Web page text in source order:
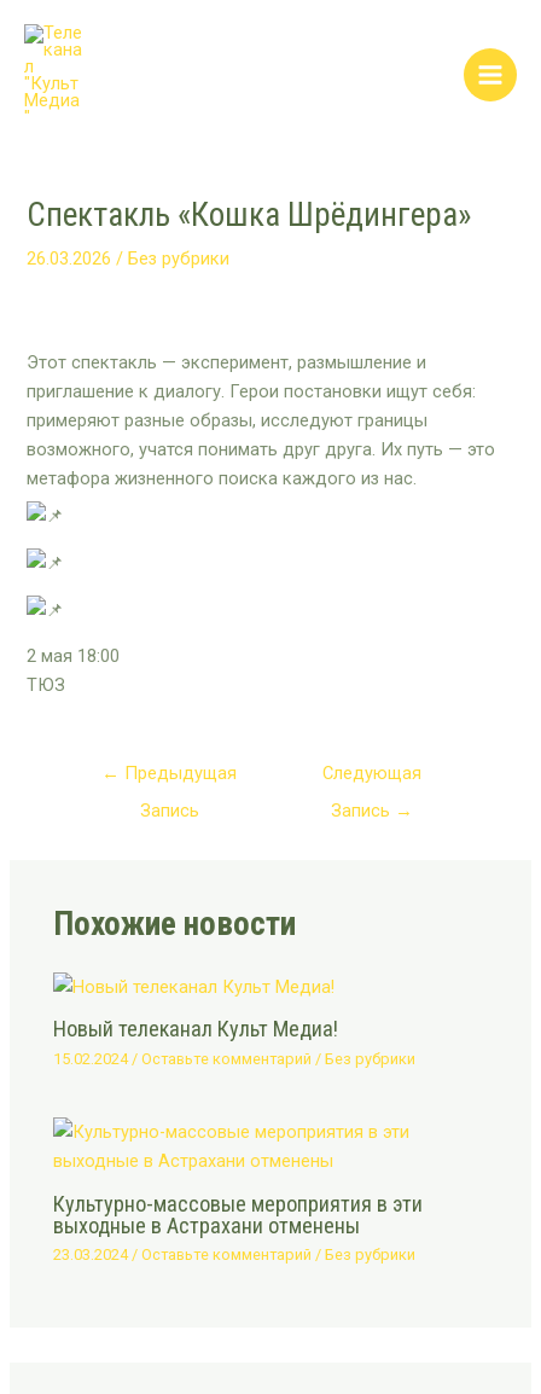
содержимому
Спектакль «Кошка Шрёдингера»
26.03.2026/Без рубрики
Этот спектакль — эксперимент, размышление и
приглашение к диалогу. Герои постановки ищут себя:
примеряют разные образы, исследуют границы
возможного, учатся понимать друг друга. Их путь — это
метафора жизненного поиска каждого из нас.
2 мая 18:00
ТЮЗ
navigation
← Предыдущая
Запись
Следующая
Запись →
Похожие новости
Новый телеканал Культ Медиа!
15.02.2024 /Оставьте комментарий /Без рубрики
Культурно-массовые мероприятия в эти
выходные в Астрахани отменены
23.03.2024/Оставьте комментарий /Без рубрики